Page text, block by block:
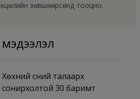
зөвшөөрсөнд тооцно.
Хөхний сүүний талаарх
сонирхолтой 30 баримт